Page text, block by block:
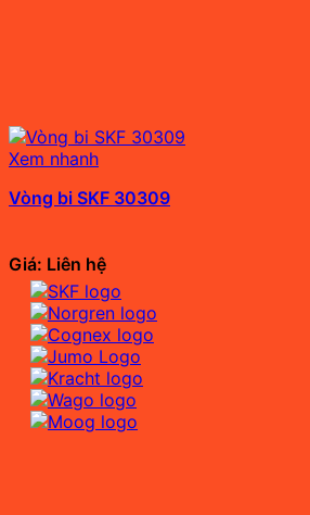
Xem nhanh
Vòng bi SKF 30309
Giá: Liên hệ